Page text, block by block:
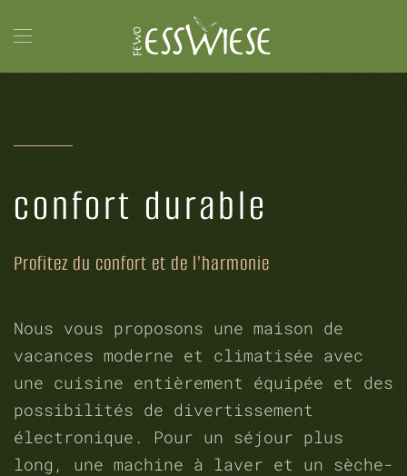
Accéder au contenu principal
confort durable
Profitez du confort et de l'harmonie
Nous vous proposons une maison de
vacances moderne et climatisée avec
une cuisine entièrement équipée et des
possibilités de divertissement
électronique. Pour un séjour plus
long, une machine à laver et un sèche-